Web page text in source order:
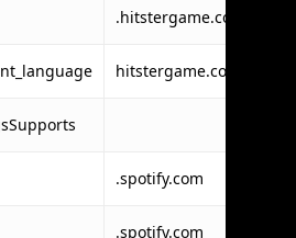
.hitstergame.com
hitstergame.com
.spotify.com
.spotify.com